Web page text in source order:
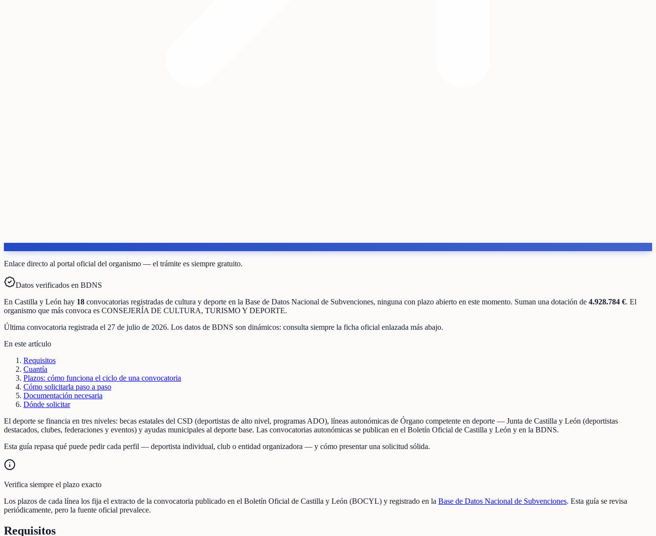
Enlace directo al portal oficial del organismo — el trámite es siempre gratuito.
Datos verificados en BDNS
En Castilla y León hay 18 convocatorias registradas de cultura y deporte en la Base de Datos Nacional de Subvenciones, ninguna con plazo abierto en este momento. Suman una dotación de 4.928.784 €. El
organismo que más convoca es CONSEJERÍA DE CULTURA, TURISMO Y DEPORTE.
Última convocatoria registrada el 27 de julio de 2026. Los datos de BDNS son dinámicos: consulta siempre la ficha oficial enlazada más abajo.
En este artículo
Requisitos
Cuantía
Plazos: cómo funciona el ciclo de una convocatoria
Cómo solicitarla paso a paso
Documentación necesaria
Dónde solicitar
El deporte se financia en tres niveles: becas estatales del CSD (deportistas de alto nivel, programas ADO), líneas autonómicas de Órgano competente en deporte — Junta de Castilla y León (deportistas
destacados, clubes, federaciones y eventos) y ayudas municipales al deporte base. Las convocatorias autonómicas se publican en el Boletín Oficial de Castilla y León y en la BDNS.
Esta guía repasa qué puede pedir cada perfil — deportista individual, club o entidad organizadora — y cómo presentar una solicitud sólida.
Verifica siempre el plazo exacto
Los plazos de cada línea los fija el extracto de la convocatoria publicado en el Boletín Oficial de Castilla y León (BOCYL) y registrado en la Base de Datos Nacional de Subvenciones. Esta guía se revisa
periódicamente, pero la fuente oficial prevalece.
Requisitos